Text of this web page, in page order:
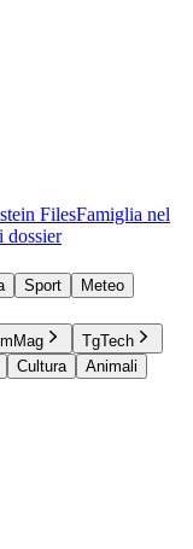
FilesFamiglia nel
dossier
Sport
Meteo
TgTech
Cultura
Animali